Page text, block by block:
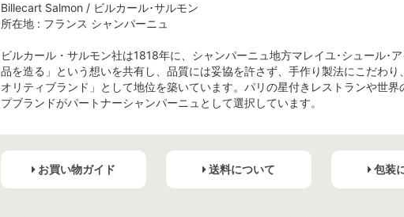
Billecart Salmon / ビルカール･サルモン
所在地 : フランス シャンパーニュ
ビルカール・サルモン社は1818年に、シャンパーニュ地方マレイユ･シュール
品を造る」という想いを共有し、品質には妥協を許さず、手作り製法にこだわ
オリティブランド」として地位を築いています。パリの星付きレストランや世
プブランドがパートナーシャンパーニュとして選択しています。
お買い物ガイド 送料について 包装